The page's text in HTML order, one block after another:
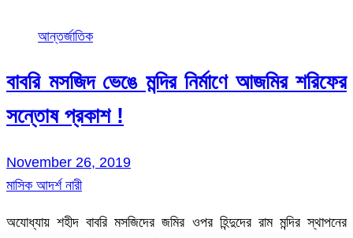
আন্তর্জাতিক
বাবরি মসজিদ ভেঙে মন্দির নির্মাণে আজমির শরিফের
সন্তোষ প্রকাশ !
November 26, 2019
মাসিক আদর্শ নারী
অযোধ্যায় শহীদ বাবরি মসজিদের জমির ওপর হিন্দুদের রাম মন্দির স্থাপনের